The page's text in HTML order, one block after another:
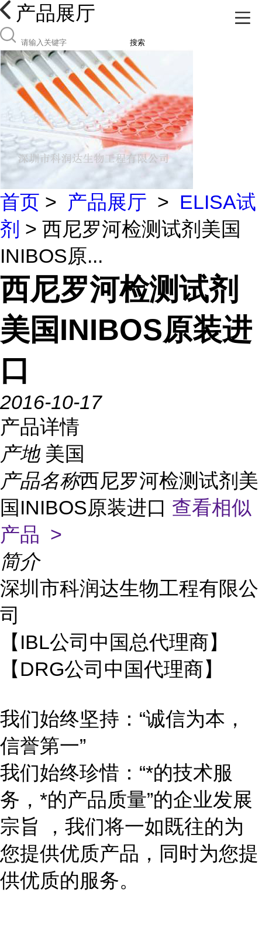
产品展厅
搜索
首页 > 产品展厅 > ELISA试
剂 > 西尼罗河检测试剂美国
INIBOS原...
西尼罗河检测试剂
美国INIBOS原装进
口
2016-10-17
产品详情
产地 美国
产品名称西尼罗河检测试剂美
国INIBOS原装进口 查看相似
产品 >
简介
深圳市科润达生物工程有限公
司
【IBL公司中国总代理商】
【DRG公司中国代理商】
我们始终坚持：“诚信为本，
信誉第一”
我们始终珍惜：“*的技术服
务，*的产品质量”的企业发展
宗旨 ，我们将一如既往的为
您提供优质产品，同时为您提
供优质的服务。